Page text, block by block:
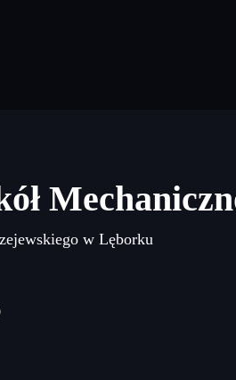
w Lęborku